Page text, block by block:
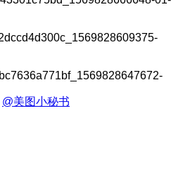
@美图小秘书